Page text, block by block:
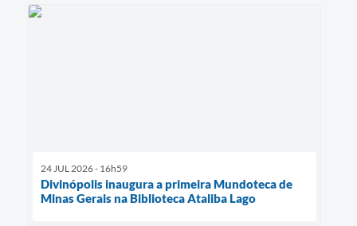
24 JUL 2026 - 16h59
Divinópolis inaugura a primeira Mundoteca de
Minas Gerais na Biblioteca Ataliba Lago